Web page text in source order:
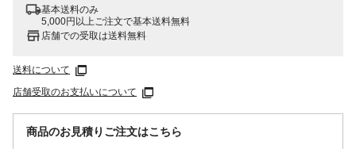
基本送料のみ
5,000円以上ご注文で基本送料無料
店舗での受取は送料無料
送料について
店舗受取のお支払いについて
商品のお見積りご注文はこちら